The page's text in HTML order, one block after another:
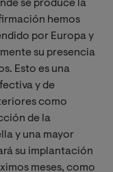
se produce la
hemos
por Europa y
su presencia
Esto es una
y de
como
de la
y una mayor
su implantación
meses, como